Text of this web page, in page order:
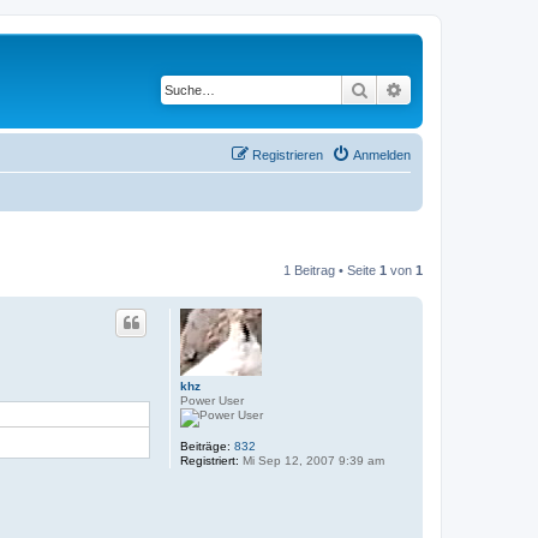
Suche
Anmelden
Registrieren
1 Beitrag • Seite 1 von 1
khz
Power User
Beiträge: 832
Registriert: Mi Sep 12, 2007 9:39 am